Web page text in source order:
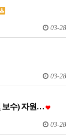
03-28
03-28
보수) 자원…
03-28